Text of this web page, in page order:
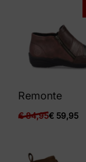
Remonte
€84,95€ 59,95